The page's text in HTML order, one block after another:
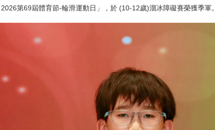
第69屆體育節-輪滑運動日」，於 (10-12歲)溜冰障礙賽榮獲季軍。